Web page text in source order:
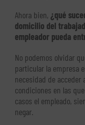
Ahora bien, ¿qué
domicilio del
empleador pueda
No podemos olvidar
particular la empresa
necesidad de
condiciones en las
casos el empleado,
negar.